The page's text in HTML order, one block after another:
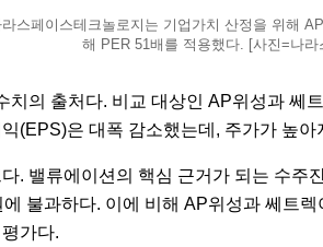
라스페이스테크놀로지는 기업가치 산정을 위해
해 PER 51배를 적용했다. [사진=나라
치의 출처다. 비교 대상인 AP위성과 쎄
(EPS)은 대폭 감소했는데, 주가가 높
. 밸류에이션의 핵심 근거가 되는 수
불과하다. 이에 비해 AP위성과 쎄트
가다.